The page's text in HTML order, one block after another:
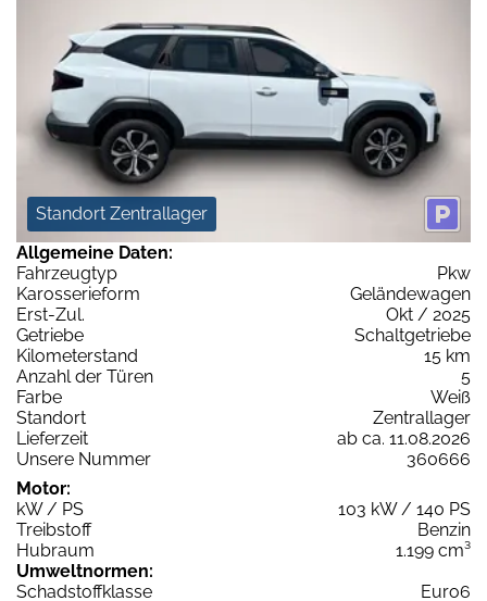
Standort Zentrallager
Allgemeine Daten:
Fahrzeugtyp
Pkw
Karosserieform
Geländewagen
Erst-Zul.
Okt / 2025
Getriebe
Schaltgetriebe
Kilometerstand
15 km
Anzahl der Türen
5
Farbe
Weiß
Standort
Zentrallager
Lieferzeit
ab ca. 11.08.2026
Unsere Nummer
360666
Motor:
kW / PS
103 kW / 140 PS
Treibstoff
Benzin
Hubraum
1.199 cm³
Umweltnormen:
Schadstoffklasse
Euro6